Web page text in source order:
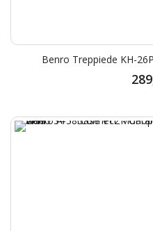
Benro Treppiede KH-